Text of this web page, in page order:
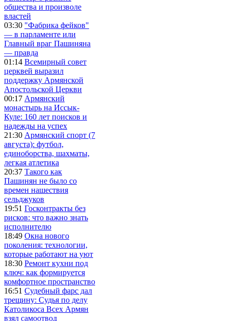
общества и произволе
властей
03:30 "Фабрика фейков"
— в парламенте или
Главный враг Пашиняна
— правда
01:14 Всемирный совет
церквей выразил
поддержку Армянской
Апостольской Церкви
00:17 Армянский
монастырь на Иссык-
Куле: 160 лет поисков и
надежды на успех
21:30 Армянский спорт (7
августа): футбол,
единоборства, шахматы,
легкая атлетика
20:37 Такого как
Пашинян не было со
времен нашествия
сельджуков
19:51 Госконтракты без
рисков: что важно знать
исполнителю
18:49 Окна нового
поколения: технологии,
которые работают на уют
18:30 Ремонт кухни под
ключ: как формируется
комфортное пространство
16:51 Судебный фарс дал
трещину: Судья по делу
Католикоса Всех Армян
взял самоотвод